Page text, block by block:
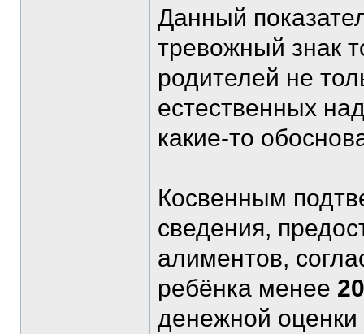
Данный
тревожный знак
родителей не
естественных
какие-то
Косвенным
сведения,
алиментов,
ребёнка менее
денежной оценки